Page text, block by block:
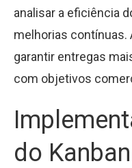
analisar a eficiência
melhorias
garantir entregas
com objetivos
do